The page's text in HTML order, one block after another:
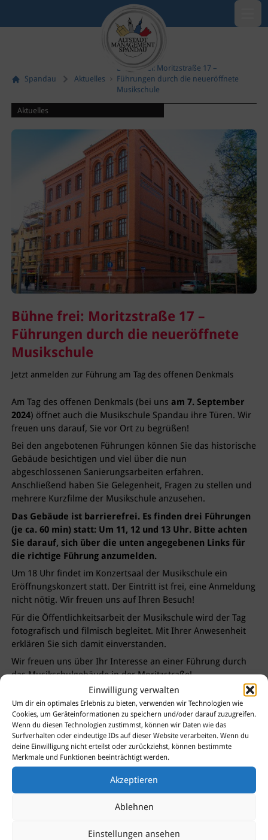
Einwilligung verwalten
Um dir ein optimales Erlebnis zu bieten, verwenden wir Technologien wie
Cookies, um Geräteinformationen zu speichern und/oder darauf zuzugreifen.
Wenn du diesen Technologien zustimmst, können wir Daten wie das
Surfverhalten oder eindeutige IDs auf dieser Website verarbeiten. Wenn du
deine Einwilligung nicht erteilst oder zurückziehst, können bestimmte
Merkmale und Funktionen beeinträchtigt werden.
Akzeptieren
Ablehnen
Einstellungen ansehen
Spandau Aktuelles
Bühne frei: Moritzstraße 17 –
Führungen durch die neueröffnete
Musikschule
Aktuelles
Bühne frei: Moritzstraße 17 –
Führungen durch die neueröffnete
Musikschule
Jetzt anmelden zur Führung am Tag des offenen Denkmals
Am Tag des offenen Denkmals (bei uns am 7. September
2024) öffnet auch die Musikschule Spandau ihre Türen. Wir
freuen uns darauf, Sie vor Ort zu begrüßen!
Bei den angebotenen Führungen können Sie das historische
Gebäude besichtigen und viel über die nun
abgeschlossenen Sanierungsarbeiten erfahren.
Anschließend haben Sie Gelegenheit, Fragen zu stellen und
mehrere Kurzfilme der Musikschule anzusehen.
Das Gebäude ist barrierefrei. Es finden drei Führungen
(je ca. 60 min) statt: Um 11, 12 und 13 Uhr. Bitte achten
Sie darauf, sich über die unten angegebenen Links für
die richtige Führung anzumelden.
Um 18 Uhr findet im Konzertsaal der Musikschule ein
Eröffnungskonzert statt. Der Eintritt ist frei, eine Anmeldung
nicht nötig. Wir freuen uns auf Ihren Besuch!
Für die Öffentlichkeitsarbeit der Musikschule wird der Tag
fotografisch und filmisch begleitet. Mit Ihrer Anwesenheit
erklären Sie sich damit einverstanden.
Wir freuen uns über Ihr Interesse an einer Führung durch
das Musikschulgebäude in der Moritzstraße!
Anmeldung zur Führung um11 Uhr: >>
HIER KLICKEN
<<
Anmeldung zur Führung um 12 Uhr : >>HIER KLICKEN
<<
Anmeldung zur Führung um13 Uhr : >>HIER KLICKEN
<<
Sie haben Fragen?